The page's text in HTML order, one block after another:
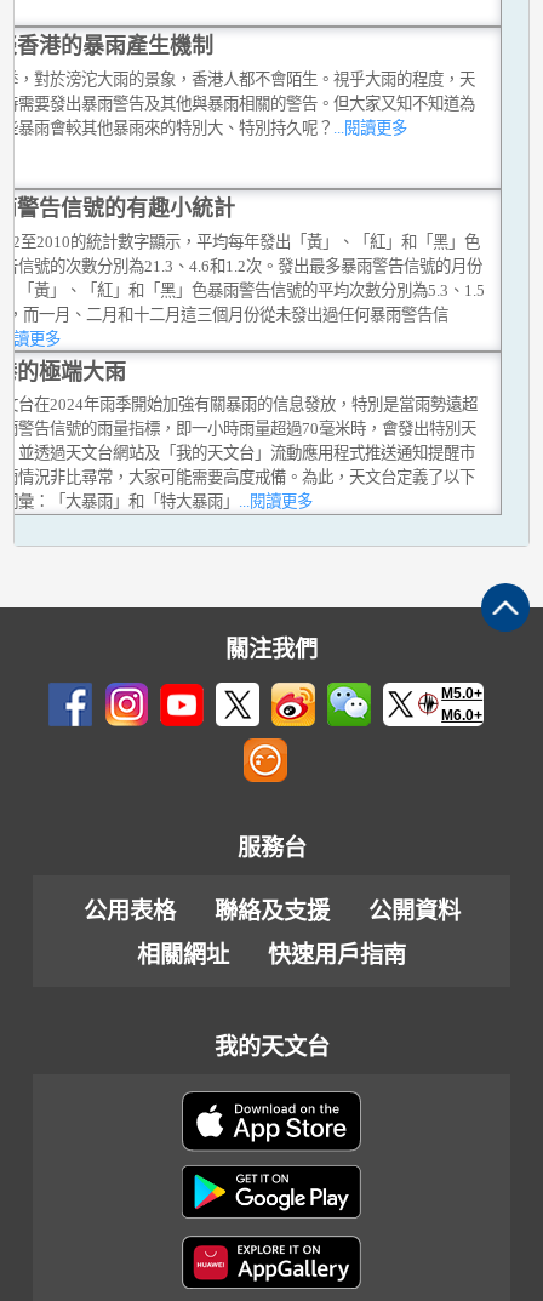
香港的暴雨產生機制
，對於滂沱大雨的景象，香港人都不會陌生。視乎大雨的程度，天
需要發出暴雨警告及其他與暴雨相關的警告。但大家又知不知道為
暴雨會較其他暴雨來的特別大、特別持久呢？
...閱讀更多
警告信號的有趣小統計
至2010的統計數字顯示，平均每年發出「黃」、「紅」和「黑」色
信號的次數分別為21.3、4.6和1.2次。發出最多暴雨警告信號的月份
「黃」、「紅」和「黑」色暴雨警告信號的平均次數分別為5.3、1.5
，而一月、二月和十二月這三個月份從未發出過任何暴雨警告信
讀更多
的極端大雨
台在2024年雨季開始加強有關暴雨的信息發放，特別是當雨勢遠超
警告信號的雨量指標，即一小時雨量超過70毫米時，會發出特別天
並透過天文台網站及「我的天文台」流動應用程式推送通知提醒市
情況非比尋常，大家可能需要高度戒備。為此，天文台定義了以下
彙：「大暴雨」和「特大暴雨」 ...閱讀更多
關注我們
M5.0+
M6.0+
服務台
公用表格 聯絡及支援
公開資料
相關網址
快速用戶指南
我的天文台